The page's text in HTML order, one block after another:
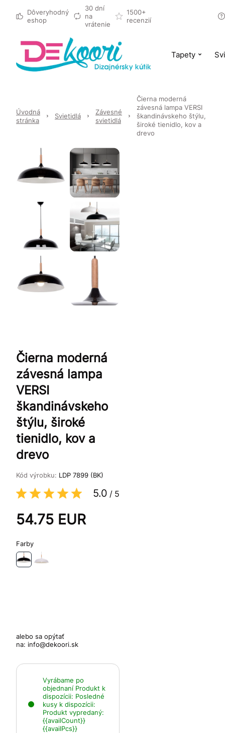
Dôveryhodný
eshop
30 dní
na
vrátenie
1500+
recenzií
Tapety
Úvodná
stránka
Svietidlá
Závesné
svietidlá
Čierna moderná
závesná lampa VERSI
škandinávskeho štýlu,
široké tienidlo, kov a
drevo
Čierna moderná
závesná lampa
VERSI
škandinávskeho
štýlu, široké
tienidlo, kov a
drevo
Kód výrobku: LDP 7899 (BK)
5.0 / 5
54.75 EUR
Farby
alebo sa opýtať
na: info@dekoori.sk
Vyrábame po
objednaní Produkt k
dispozícii: Posledné
kusy k dispozícii:
Produkt vypredaný:
{{availCount}}
{{availPcs}}